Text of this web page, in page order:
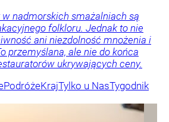
nadmorskich smażalniach są
folkloru. Jednak to nie
ani niezdolność mnożenia i
przemyślana, ale nie do końca
ukrywających ceny.
PodróżeKrajTylko u NasTygodnik